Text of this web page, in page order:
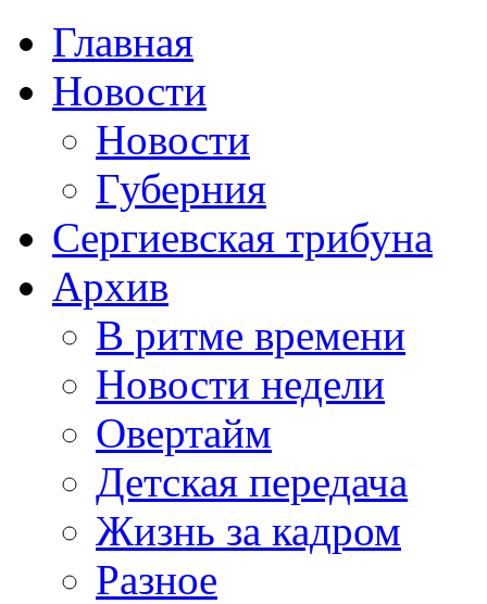
Главная
Новости
Новости
Губерния
Сергиевская трибуна
Архив
В ритме времени
Новости недели
Овертайм
Детская передача
Жизнь за кадром
Разное